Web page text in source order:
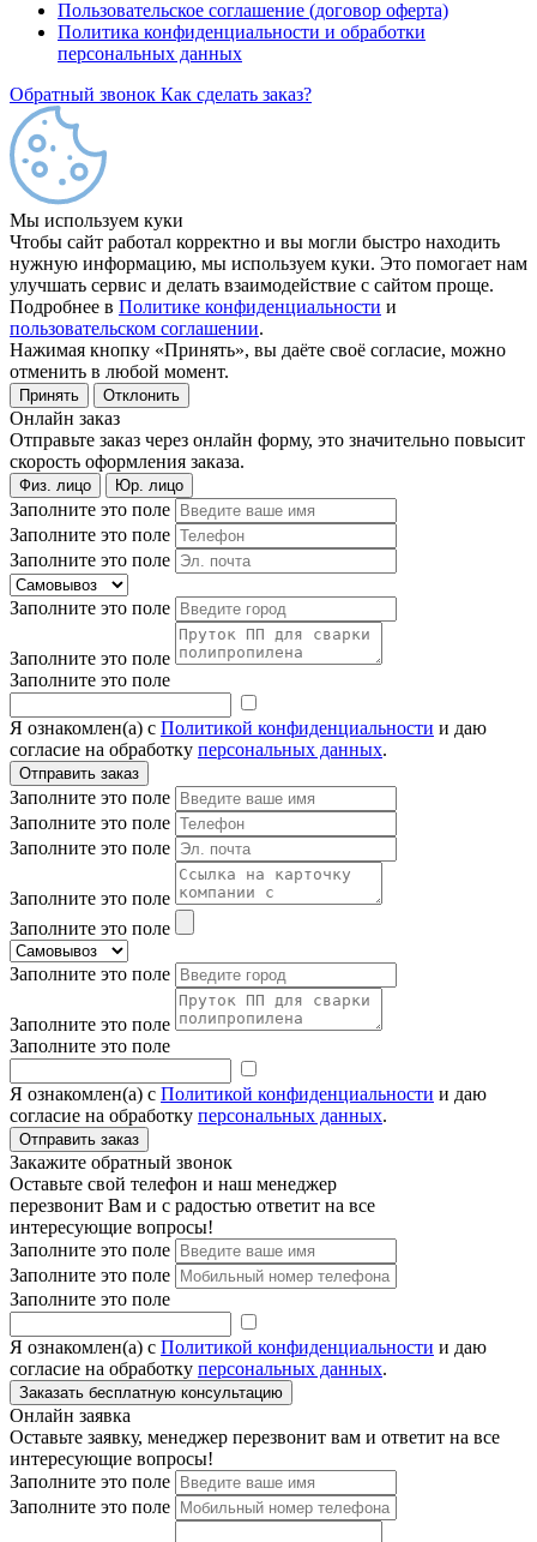
Пользовательское соглашение (договор оферта)
Политика конфиденциальности и обработки
персональных данных
Обратный звонок Как сделать заказ?
Мы используем куки
Чтобы сайт работал корректно и вы могли быстро находить
нужную информацию, мы используем куки. Это помогает нам
улучшать сервис и делать взаимодействие с сайтом проще.
Подробнее в Политике конфиденциальности и
пользовательском соглашении.
Нажимая кнопку «Принять», вы даёте своё согласие, можно
отменить в любой момент.
Принять Отклонить
Онлайн заказ
Отправьте заказ через онлайн форму, это значительно повысит
скорость оформления заказа.
Физ. лицо Юр. лицо
Заполните это поле
Заполните это поле
Заполните это поле
Заполните это поле
Заполните это поле
Заполните это поле
Я ознакомлен(а) с Политикой конфиденциальности и даю
согласие на обработку персональных данных.
Заполните это поле
Заполните это поле
Заполните это поле
Заполните это поле
Заполните это поле
Заполните это поле
Заполните это поле
Заполните это поле
Я ознакомлен(а) с Политикой конфиденциальности и даю
согласие на обработку персональных данных.
Закажите обратный звонок
Оставьте свой телефон и наш менеджер
перезвонит Вам и с радостью ответит на все
интересующие вопросы!
Заполните это поле
Заполните это поле
Заполните это поле
Я ознакомлен(а) с Политикой конфиденциальности и даю
согласие на обработку персональных данных.
Онлайн заявка
Оставьте заявку, менеджер перезвонит вам и ответит на все
интересующие вопросы!
Заполните это поле
Заполните это поле